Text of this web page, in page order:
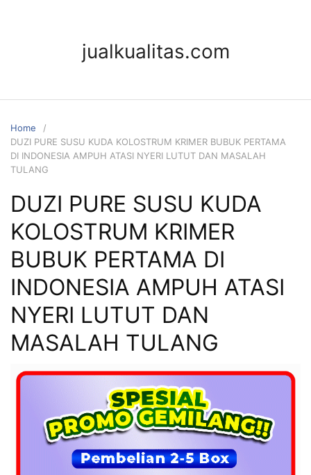
jualkualitas.com
Home
DUZI PURE SUSU KUDA KOLOSTRUM KRIMER BUBUK PERTAMA
DI INDONESIA AMPUH ATASI NYERI LUTUT DAN MASALAH
TULANG
DUZI PURE SUSU KUDA
KOLOSTRUM KRIMER
BUBUK PERTAMA DI
INDONESIA AMPUH ATASI
NYERI LUTUT DAN
MASALAH TULANG